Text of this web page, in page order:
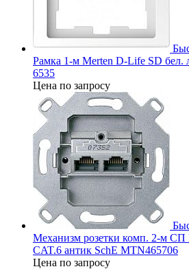
Рамка 1-м Merten D-Life SD бел.
6535
Цена по запросу
Механизм розетки комп. 2-м СП
CAT.6 антик SchE MTN465706
Цена по запросу